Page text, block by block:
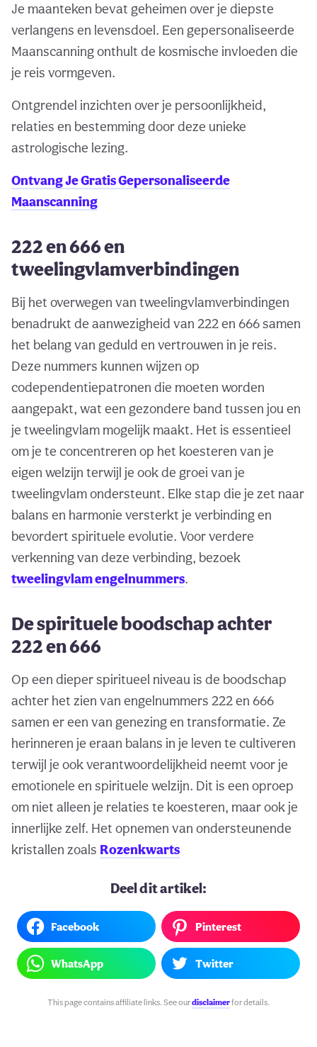
Je maanteken bevat geheimen over je diepste
verlangens en levensdoel. Een gepersonaliseerde
Maanscanning onthult de kosmische invloeden die
je reis vormgeven.
Ontgrendel inzichten over je persoonlijkheid,
relaties en bestemming door deze unieke
astrologische lezing.
Ontvang Je Gratis Gepersonaliseerde
Maanscanning
222 en 666 en
tweelingvlamverbindingen
Bij het overwegen van tweelingvlamverbindingen
benadrukt de aanwezigheid van 222 en 666 samen
het belang van geduld en vertrouwen in je reis.
Deze nummers kunnen wijzen op
codependentiepatronen die moeten worden
aangepakt, wat een gezondere band tussen jou en
je tweelingvlam mogelijk maakt. Het is essentieel
om je te concentreren op het koesteren van je
eigen welzijn terwijl je ook de groei van je
tweelingvlam ondersteunt. Elke stap die je zet naar
balans en harmonie versterkt je verbinding en
bevordert spirituele evolutie. Voor verdere
verkenning van deze verbinding, bezoek
tweelingvlam engelnummers.
De spirituele boodschap achter
222 en 666
Op een dieper spiritueel niveau is de boodschap
achter het zien van engelnummers 222 en 666
samen er een van genezing en transformatie. Ze
herinneren je eraan balans in je leven te cultiveren
terwijl je ook verantwoordelijkheid neemt voor je
emotionele en spirituele welzijn. Dit is een oproep
om niet alleen je relaties te koesteren, maar ook je
innerlijke zelf. Het opnemen van ondersteunende
kristallen zoals Rozenkwarts
Deel dit artikel:
Facebook Pinterest
WhatsApp Twitter
This page contains affiliate links. See ourdisclaimerfor details.